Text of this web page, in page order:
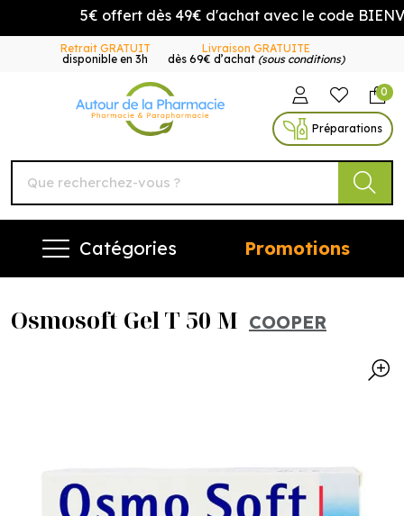
5€ offert dès 49€ d'achat avec le code
Retrait GRATUIT
disponible en 3h
Livraison GRATUITE
dès 69€ d’achat (sous conditions)
Autour de la Pharmacie
0
Préparations
Catégories Promotions
Osmosoft Gel T 50 M COOPER